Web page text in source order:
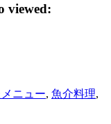
viewed:
ニュー, 魚介料理,